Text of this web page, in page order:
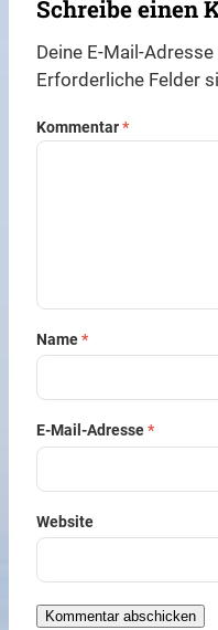
Schreibe einen
Deine E-Mail-
Erforderliche Felder
Kommentar*
Name*
E-Mail-Adresse*
Website